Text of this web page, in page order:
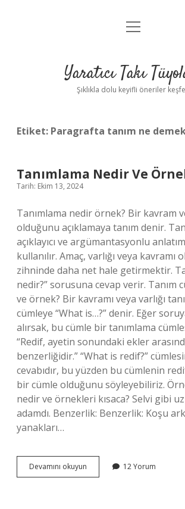
Anasayfa
Yasal Uyarı
menüyü
Yaratıcı Takı
Şıklıkla dolu keyifli öneriler
Etiket: Paragrafta tanım ne
Tanımlama Nedir Ve
Tarih: Ekim 13, 2024
Tanımlama nedir örnek? Bir kavram
olduğunu açıklamaya tanım denir.
açıklayıcı ve argümantasyonlu
kullanılır. Amaç, varlığı veya kavramı
zihninde daha net hale getirmektir.
nedir?” sorusuna cevap verir. Tanım
ve örnek? Bir kavramı veya varlığı
cümleye “What is…?” denir. Eğer
alırsak, bu cümle bir tanımlama
“Redif, ayetin sonundaki ekler
benzerliğidir.” “What is redif?”
cevabıdır, bu yüzden bu cümlenin
bir cümle olduğunu söyleyebiliriz.
nedir ve örnekleri kısaca? Selvi gibi
adamdı. Benzerlik: Benzerlik: Koşu
yanakları…
Devamını okuyun Tanımlama
Nedir
12 Yorum